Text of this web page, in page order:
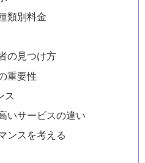
類別料金
の見つけ方
重要性
ス
いサービスの違い
ンスを考える